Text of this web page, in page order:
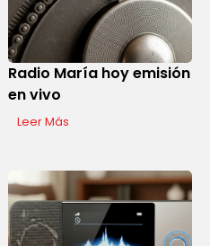
Radio María hoy emisión
en vivo
Leer Más